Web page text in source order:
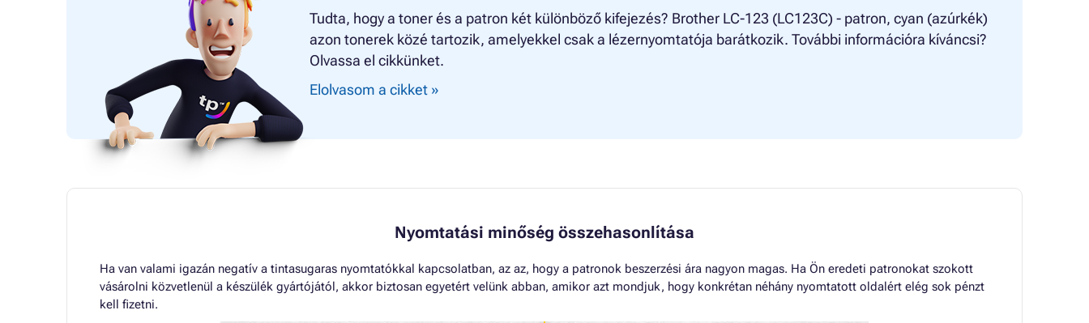
Tudta, hogy a toner és a patron két különböző kifejezés? Brother LC-123 (LC123C) - patron, cyan (azúrkék)
azon tonerek közé tartozik, amelyekkel csak a lézernyomtatója barátkozik. További információra kíváncsi?
Olvassa el cikkünket.
Elolvasom a cikket »
Nyomtatási minőség összehasonlítása
Ha van valami igazán negatív a tintasugaras nyomtatókkal kapcsolatban, az az, hogy a patronok beszerzési ára nagyon magas. Ha Ön eredeti patronokat szokott
vásárolni közvetlenül a készülék gyártójától, akkor biztosan egyetért velünk abban, amikor azt mondjuk, hogy konkrétan néhány nyomtatott oldalért elég sok pénzt
kell fizetni.